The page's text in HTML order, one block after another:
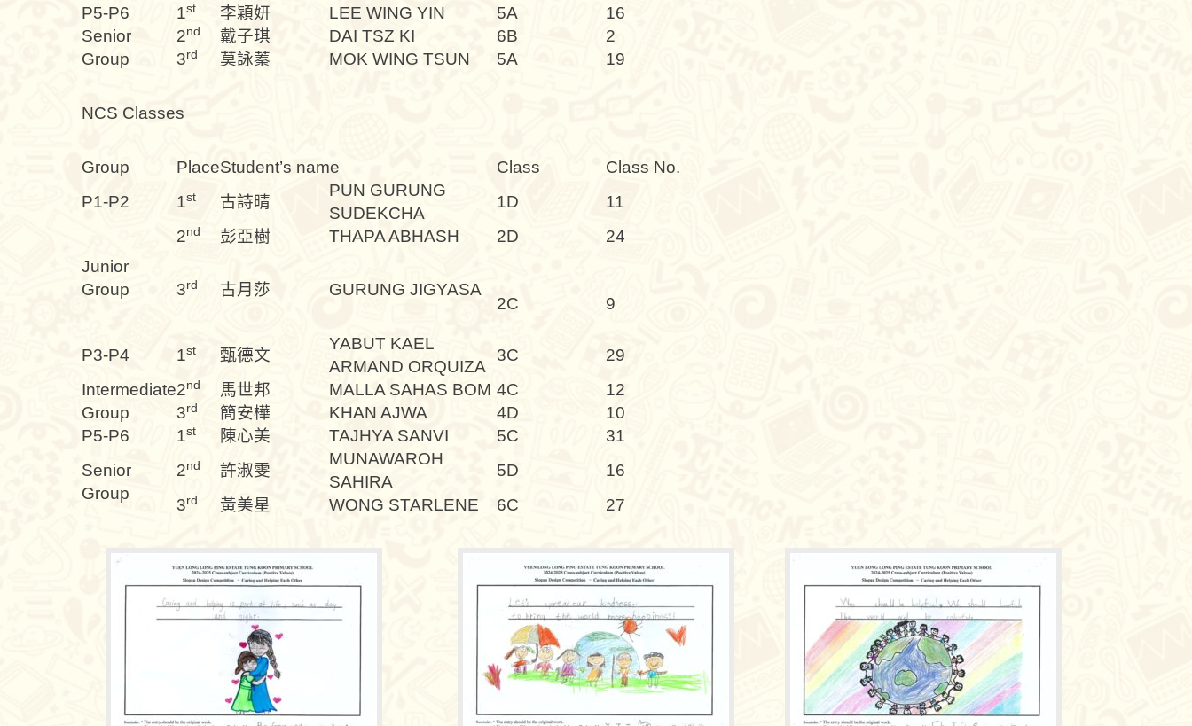
P5-P6
1st 李穎妍 LEE WING YIN 5A
16
Senior
Group
2nd 戴子琪 DAI TSZ KI 6B
2
3rd 莫詠蓁 MOK WING TSUN 5A 19
NCS Classes
Group PlaceStudent’s name Class
Class No.
P1-P2
1st 古詩晴
PUN GURUNG
SUDEKCHA
1D 11
Junior
Group
2nd 彭亞樹 THAPA ABHASH 2D 24
3rd 古月莎 GURUNG JIGYASA
2C 9
P3-P4 1st 甄德文
YABUT KAEL
ARMAND ORQUIZA
3C
29
Intermediate
Group
2nd 馬世邦 MALLA SAHAS BOM 4C
12
3rd 簡安樺 KHAN AJWA 4D
10
P5-P6
1st 陳心美 TAJHYA SANVI 5C
31
Senior
Group
2nd 許淑雯
MUNAWAROH
SAHIRA
5D
16
3rd 黃美星 WONG STARLENE 6C 27